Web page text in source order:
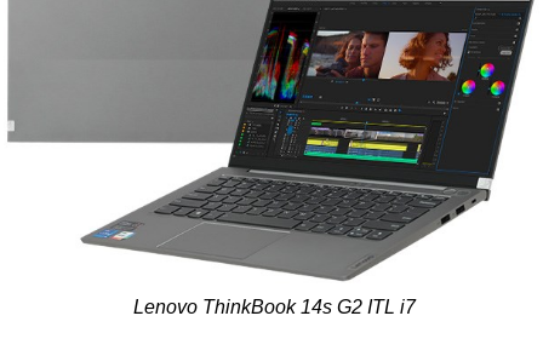
Lenovo ThinkBook 14s G2 ITL i7